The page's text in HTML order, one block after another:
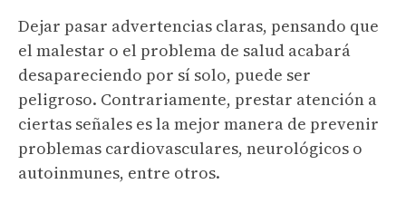
Dejar pasar advertencias claras, pensando que
el malestar o el problema de salud acabará
desapareciendo por sí solo, puede ser
peligroso. Contrariamente, prestar atención a
ciertas señales es la mejor manera de prevenir
problemas cardiovasculares, neurológicos o
autoinmunes, entre otros.